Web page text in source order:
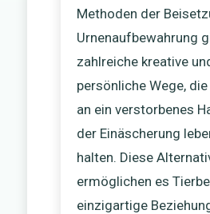
Methoden der
Urnenaufbewahrung
zahlreiche kreative
persönliche Wege,
an ein verstorbenes
der Einäscherung
halten. Diese
ermöglichen es
einzigartige